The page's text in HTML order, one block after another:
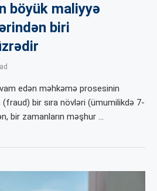
böyük maliyyə
biri
edən məhkəmə prosesinin
(fraud) bir sıra növləri (ümumilikdə 7-
bir zamanların məşhur …